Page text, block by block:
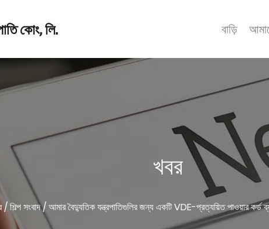
কোং, লি. বাড়ি
খবর
/শিল্প সংবাদ/আমার বৈদ্যুতিক যন্ত্রপাতিগুলির জন্য একটি VDE-প্রত্যয়িত পাওয়ার কর্ড